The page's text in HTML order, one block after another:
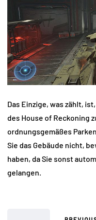
Das Einzige, was zählt,
des House of Reckoning
ordnungsgemäßes
Sie das Gebäude nicht,
haben, da Sie sonst
gelangen.